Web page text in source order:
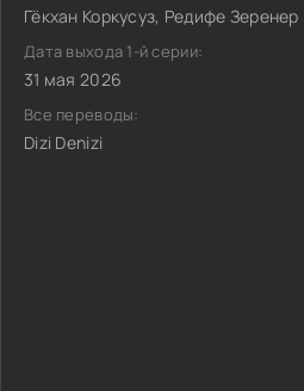
Гёкхан Коркусуз, Редифе Зеренер
Дата выхода 1-й серии:
31 мая 2026
Все переводы:
Dizi Denizi